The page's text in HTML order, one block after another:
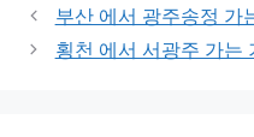
부산 에서 광주송정 가
횡천 에서 서광주 가는